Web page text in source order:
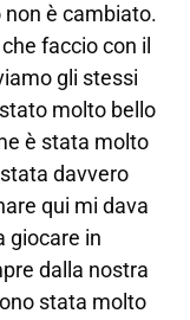
è cambiato.
faccio con il
gli stessi
molto bello
è stata molto
davvero
qui mi dava
giocare in
dalla nostra
stata molto